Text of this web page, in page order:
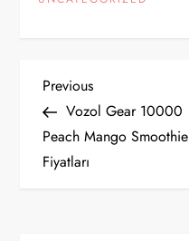
Y
a
z
Previous
Post
Previous
Vozol Gear 10000
Peach Mango Smoothie
Fiyatları